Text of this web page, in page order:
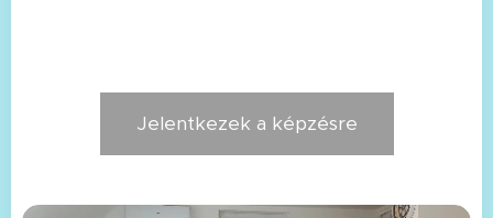
Jelentkezek a képzésre